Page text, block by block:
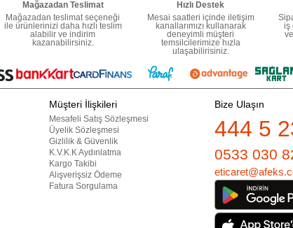
Mağazadan Teslimat
Mağazadan teslimat seçeneği
ile ürünlerinizi daha hızlı teslim
alabilir ve indirim
kazanabilirsiniz.
Hızlı Destek
Mesai saatleri içinde iletişim
kanallarımızı kullanarak
deneyimli müşteri
temsilcilerimize hızla
ulaşabilirisiniz.
iş
Müşteri İlişkileri
Mesafeli Satış Sözleşmesi
Üyelik Sözleşmesi
Gizlilik & Güvenlik
K.V.K.K Aydınlatma
Kargo Takibi
Alışverişsiz Ödeme
Fatura Sorgulama
Bize Ulaşın
444 5
0533 030